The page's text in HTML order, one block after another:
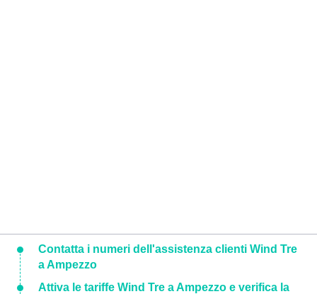
Contatta i numeri dell'assistenza clienti Wind Tre
a Ampezzo
Attiva le tariffe Wind Tre a Ampezzo e verifica la